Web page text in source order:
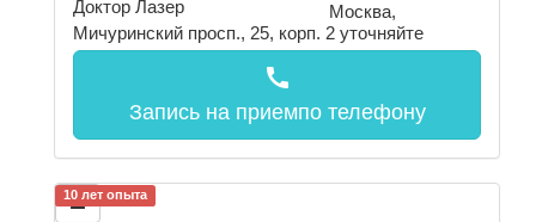
Доктор Лазер
Москва,
Мичуринский просп., 25, корп. 2 уточняйте
call
Запись на приемпо телефону
10 лет опыта